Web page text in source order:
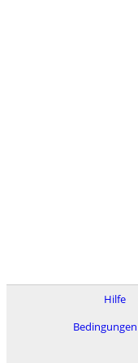
Hilfe
Bedingungen